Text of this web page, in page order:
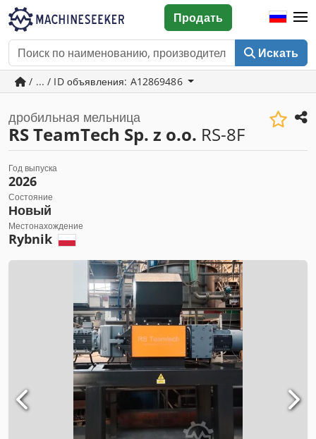
Искать
Продать
/ ... / ID объявления: A12869486
дробильная мельница
RS TeamTech Sp. z o.o. RS-8F
Год выпуска
2026
Состояние
Новый
Местонахождение
Rybnik